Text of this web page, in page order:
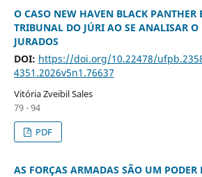
O CASO NEW HAVEN BLACK
TRIBUNAL DO JÚRI AO SE ANALISAR O
JURADOS
DOI: https://doi.org/10.22478/
4351.2026v5n1.76637
Vitória Zveibil Sales
79 - 94
PDF
AS FORÇAS ARMADAS SÃO UM PODER